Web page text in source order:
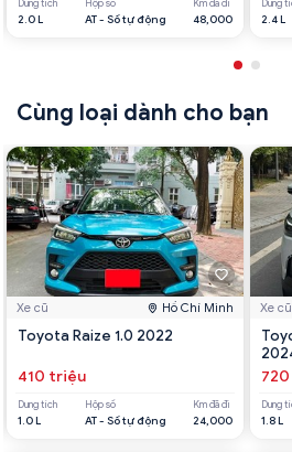
Dung tích
2.0 L
Hộp số
AT - Số tự động
Km đã đi
48,000
Dung
2.4 L
Cùng loại dành cho bạn
Xe cũ Hồ Chí Minh
Toyota Raize 1.0 2022
410 triệu
Dung tích
1.0 L
Hộp số
AT - Số tự động
Km đã đi
24,000
Xe cũ
Dung
1.8 L